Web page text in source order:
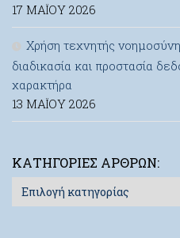
17 ΜΑΪ́ΟΥ 2026
Χρήση τεχνητής
διαδικασία και προστασία
χαρακτήρα
13 ΜΑΪ́ΟΥ 2026
ΚΑΤΗΓΟΡΊΕΣ ΆΡΘΡΩΝ:
Κατηγορίες
Άρθρων: